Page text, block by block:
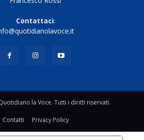
Contattaci:
la Voce. Tutti i diritti riservati.
Contatti Privacy Policy